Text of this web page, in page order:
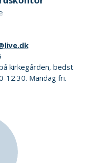
kirkegården, bedst
12.30. Mandag fri.